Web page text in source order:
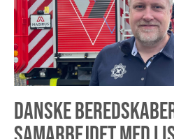
DANSKE